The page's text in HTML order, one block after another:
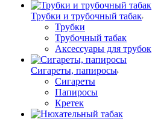
Трубки и трубочный табак
Трубки
Трубочный табак
Аксессуары для трубок
Сигареты, папиросы
Сигареты
Папиросы
Кретек